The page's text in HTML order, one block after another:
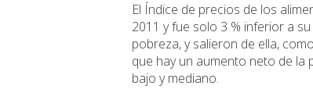
El Índice de precios de los
2011 y fue solo 3 % inferior a
pobreza, y salieron de ella,
que hay un aumento neto de la
bajo y mediano.